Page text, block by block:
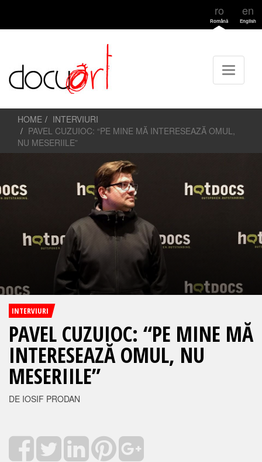
ro
Română
en
English
HOME
INTERVIURI
PAVEL CUZUIOC: “PE MINE MĂ INTERESEAZĂ OMUL,
NU MESERIILE”
INTERVIURI
PAVEL CUZUIOC: “PE MINE MĂ
INTERESEAZĂ OMUL, NU
MESERIILE”
DE IOSIF PRODAN